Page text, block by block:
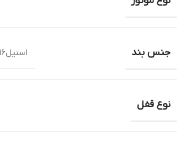
جنس بند استیل316 (ضد حساسیت)
نوع قفل